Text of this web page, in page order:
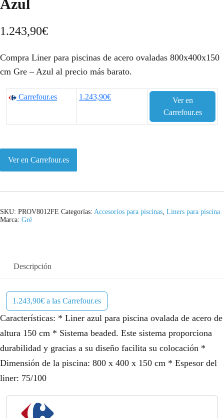
Azul
1.243,90€
Compra Liner para piscinas de acero ovaladas 800x400x150
cm Gre – Azul al precio más barato.
Carrefour.es 1.243,90€
Ver en
Carrefour.es
Ver en Carrefour.es
SKU: PROV8012FE Categorías: Accesorios para piscinas, Liners para piscina
Marca: Gré
Descripción
1.243,90€ a las Carrefour.es
Características: * Liner azul para piscina ovalada de acero de
altura 150 cm * Sistema beaded. Este sistema proporciona
durabilidad y gracias a su diseño facilita su colocación *
Dimensión de la piscina: 800 x 400 x 150 cm * Espesor del
liner: 75/100